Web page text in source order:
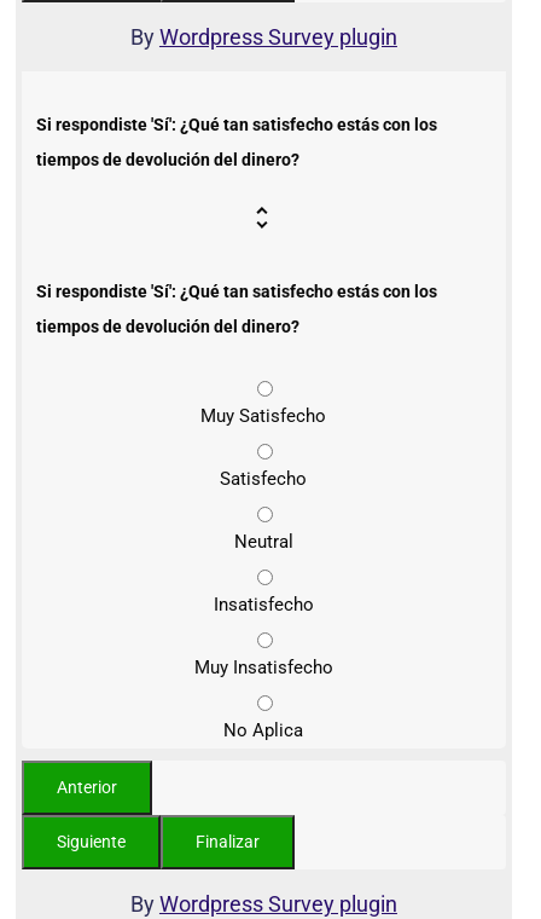
ByWordpress Survey plugin
Si respondiste 'Sí': ¿Qué tan satisfecho estás con los
tiempos de devolución del dinero?
Si respondiste 'Sí': ¿Qué tan satisfecho estás con los
tiempos de devolución del dinero?
Muy Satisfecho
Satisfecho
Neutral
Insatisfecho
Muy Insatisfecho
No Aplica
ByWordpress Survey plugin